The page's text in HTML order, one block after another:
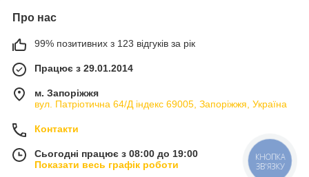
Про нас
99% позитивних з 123 відгуків за рік
Працює з 29.01.2014
м. Запоріжжя
вул. Патріотична 64/Д індекс 69005, Запоріжжя, Україна
Контакти
Сьогодні працює з 08:00 до 19:00
Показати весь графік роботи
КНОПКА
ЗВ'ЯЗКУ